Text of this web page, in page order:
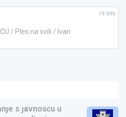
/ Ples na svili / Ivan
19:00h
s javnošću u